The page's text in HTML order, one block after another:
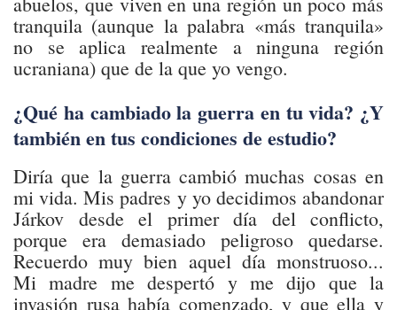
tranquila (aunque la palabra «más tranquila»
no se aplica realmente a ninguna región
ucraniana) que de la que yo vengo.
¿Qué ha cambiado la guerra en tu vida? ¿Y
también en tus condiciones de estudio?
Diría que la guerra cambió muchas cosas en
mi vida. Mis padres y yo decidimos abandonar
Járkov desde el primer día del conflicto,
porque era demasiado peligroso quedarse.
Recuerdo muy bien aquel día monstruoso...
Mi madre me despertó y me dijo que la
invasión rusa había comenzado, y que ella y